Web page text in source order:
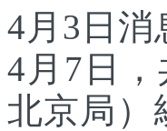
4月3日消
4月7日
北京局）